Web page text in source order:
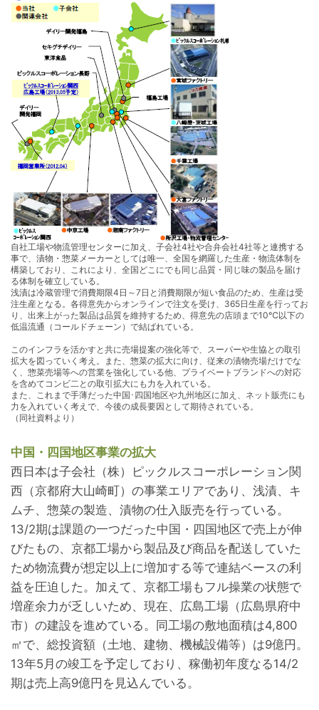
自社工場や物流管理センターに加え、子会社4社や合弁会社4社等と連携する
事で、漬物・惣菜メーカーとしては唯一、全国を網羅した生産・物流体制を
構築しており、これにより、全国どこにでも同じ品質・同じ味の製品を届け
る体制を確立している。
浅漬は冷蔵管理で消費期限4日～7日と消費期限が短い食品のため、生産は受
注生産となる。各得意先からオンラインで注文を受け、365日生産を行ってお
り、出来上がった製品は品質を維持するため、得意先の店頭まで10℃以下の
低温流通（コールドチェーン）で結ばれている。
このインフラを活かすと共に売場提案の強化等で、スーパーや生協との取引
拡大を図っていく考え。また、惣菜の拡大に向け、従来の漬物売場だけでな
く、惣菜売場等への営業を強化している他、プライベートブランドへの対応
を含めてコンビ二との取引拡大にも力を入れている。
また、これまで手薄だった中国･四国地区や九州地区に加え、ネット販売にも
力を入れていく考えで、今後の成長要因として期待されている。
（同社資料より）
中国・四国地区事業の拡大
西日本は子会社（株）ピックルスコーポレーション関
西（京都府大山崎町）の事業エリアであり、浅漬、キ
ムチ、惣菜の製造、漬物の仕入販売を行っている。
13/2期は課題の一つだった中国・四国地区で売上が伸
びたもの、京都工場から製品及び商品を配送していた
ため物流費が想定以上に増加する等で連結ベースの利
益を圧迫した。加えて、京都工場もフル操業の状態で
増産余力が乏しいため、現在、広島工場（広島県府中
市）の建設を進めている。同工場の敷地面積は4,800
㎡で、総投資額（土地、建物、機械設備等）は9億円。
13年5月の竣工を予定しており、稼働初年度なる14/2
期は売上高9億円を見込んでいる。